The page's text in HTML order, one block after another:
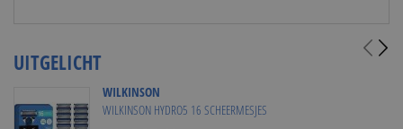
UITGELICHT
WILKINSON
WILKINSON HYDRO5 16 SCHEERMESJES